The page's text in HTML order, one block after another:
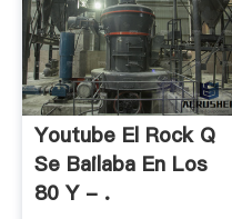
Youtube El Rock Q
Se Bailaba En Los
80 Y - .